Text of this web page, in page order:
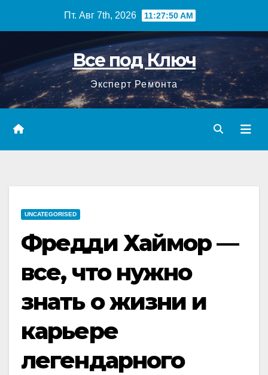
Пт. Авг 7th, 2026 11:27:51 AM
Все под Ключ
Эксперт Ремонта
UNCATEGORISED
Фредди Хаймор —
все, что нужно
знать о жизни и
карьере
легендарного